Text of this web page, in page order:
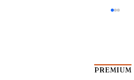
PREMIUM